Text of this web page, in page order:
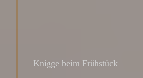
Knigge beim Frühstück